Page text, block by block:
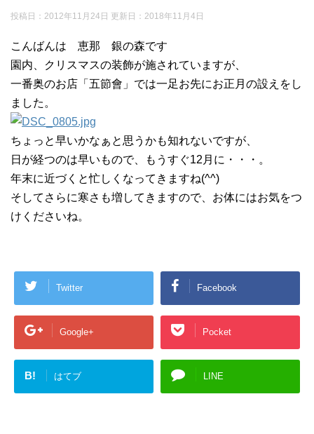
投稿日：2012年11月24日 更新日： 2018年11月4日
こんばんは 恵那 銀の森です
園内、クリスマスの装飾が施されていますが、
一番奥のお店「五節會」では一足お先にお正月の設えをし
ました。
ちょっと早いかなぁと思うかも知れないですが、
日が経つのは早いもので、もうすぐ12月に・・・。
年末に近づくと忙しくなってきますね(^^)
そしてさらに寒さも増してきますので、お体にはお気をつ
けくださいね。
Twitter Facebook
Google+ Pocket
B! はてブ LINE